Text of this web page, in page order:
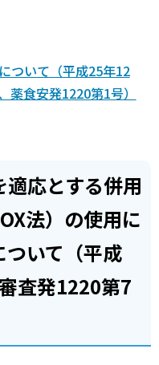
ついて（平成25年12
食安発1220第1号）
応とする併用
法）の使用に
いて（平成
査発1220第7